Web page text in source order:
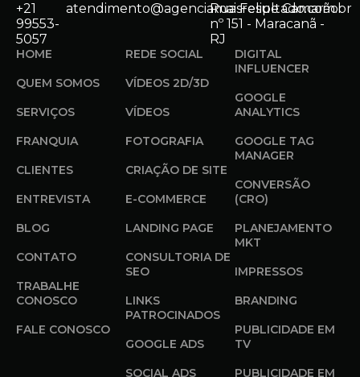
+21
99553-
5057
atendimento@agenciamaisresultado.com.br
Rua Felipe Camarão
nº 151 - Maracanã -
RJ
HOME
QUEM SOMOS
SERVIÇOS
FRANQUIA
CLIENTES
ENTREVISTA
BLOG
CONTATO
TRABALHE
CONOSCO
FALE CONOSCO
REDE SOCIAL
VÍDEOS 2D/3D
VÍDEOS
FOTOGRAFIA
CRIAÇÃO DE SITE
E-COMMERCE
LANDING PAGE
CONSULTORIA DE
SEO
LINKS
PATROCINADOS
GOOGLE ADS
SOCIAL ADS
DIGITAL
INFLUENCER
GOOGLE
ANALYTICS
GOOGLE TAG
MANAGER
CONVERSÃO
(CRO)
PLANEJAMENTO
MKT
IMPRESSOS
BRANDING
PUBLICIDADE EM
TV
PUBLICIDADE EM